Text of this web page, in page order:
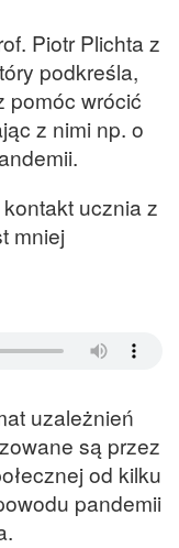
Piotr Plichta z
podkreśla,
pomóc wrócić
z nimi np. o
ucznia z
mniej
uzależnień
są przez
od kilku
pandemii